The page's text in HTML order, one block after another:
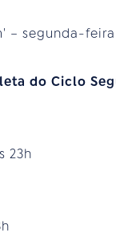
segunda-feira
do Ciclo
23h